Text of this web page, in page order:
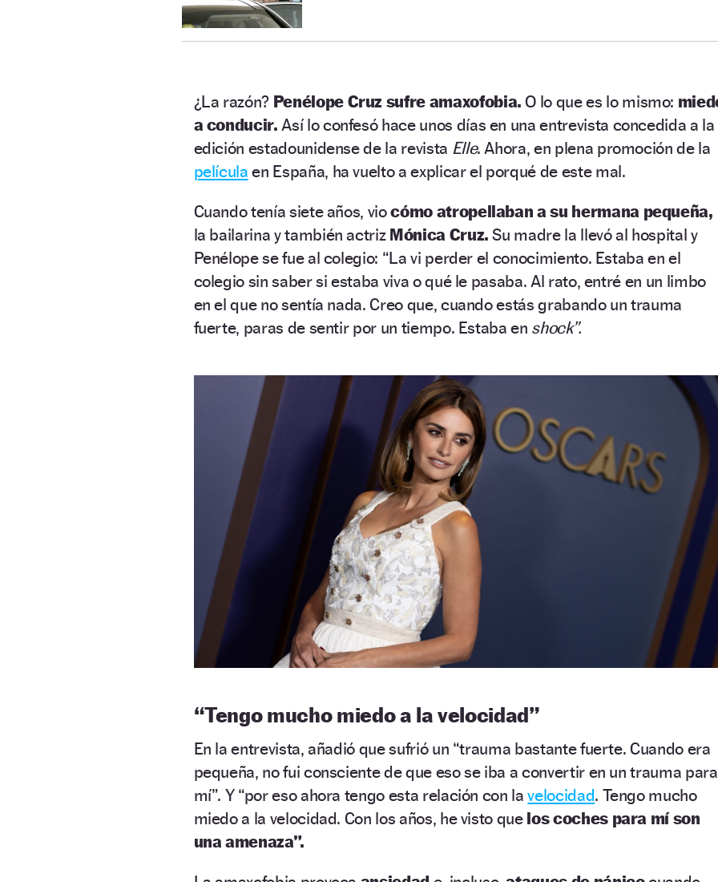
¿La razón? Penélope Cruz sufre amaxofobia.O lo que es lo mismo:
a conducir. Así lo confesó hace unos días en una entrevista concedida a la
edición estadounidense de la revista Elle. Ahora, en plena promoción de la
película en España, ha vuelto a explicar el porqué de este mal.
Cuando tenía siete años, viocómo atropellaban a su hermana pequeña,
la bailarina y también actriz Mónica Cruz.Su madre la llevó al hospital y
Penélope se fue al colegio: “La vi perder el conocimiento. Estaba en el
colegio sin saber si estaba viva o qué le pasaba. Al rato, entré en un limbo
en el que no sentía nada. Creo que, cuando estás grabando un trauma
fuerte, paras de sentir por un tiempo. Estaba en shock”.
“Tengo mucho miedo a la velocidad”
En la entrevista, añadió que sufrió un “trauma bastante fuerte. Cuando era
pequeña, no fui consciente de que eso se iba a convertir en un trauma para
mí”. Y “por eso ahora tengo esta relación con lavelocidad. Tengo mucho
miedo a la velocidad. Con los años, he visto quelos coches para mí son
una amenaza”.